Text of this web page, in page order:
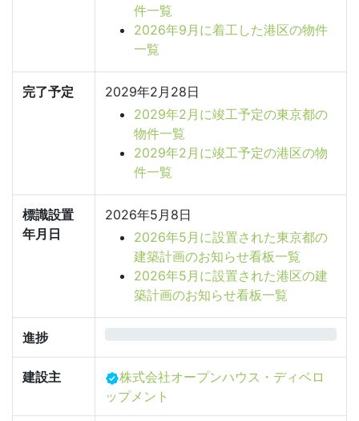
件一覧
2026年9月に着工した港区の物件
一覧
完了予定
2029年2月28日
2029年2月に竣工予定の東京都の
物件一覧
2029年2月に竣工予定の港区の物
件一覧
標識設置
年月日
2026年5月8日
2026年5月に設置された東京都の
建築計画のお知らせ看板一覧
2026年5月に設置された港区の建
築計画のお知らせ看板一覧
進捗
建設主
株式会社オープンハウス・ディベロ
ップメント